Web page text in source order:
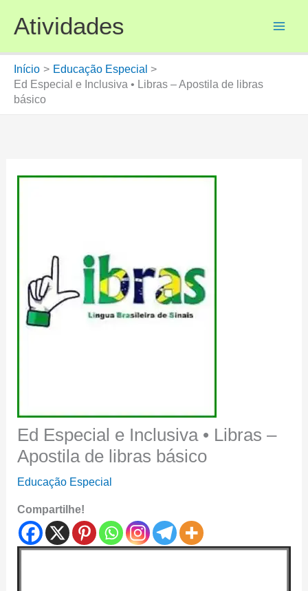
para
conteúdo
Atividades
Início
Educação Especial
Ed Especial e Inclusiva • Libras – Apostila de libras
básico
Ed Especial e Inclusiva • Libras –
Apostila de libras básico
Educação Especial
Compartilhe!